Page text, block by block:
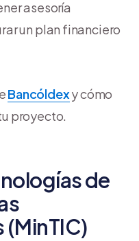
asesoría
un plan financiero
Bancóldexy cómo
proyecto.
de